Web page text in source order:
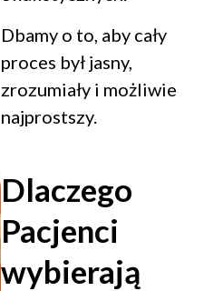
Dbamy o to, aby cały
proces był jasny,
zrozumiały i możliwie
najprostszy.
Dlaczego
Pacjenci
wybierają